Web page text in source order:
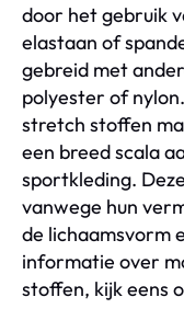
door het gebruik
elastaan of
gebreid met
polyester of
stretch stoffen
een breed scala
sportkleding.
vanwege hun
de lichaamsvorm
informatie over
stoffen, kijk eens